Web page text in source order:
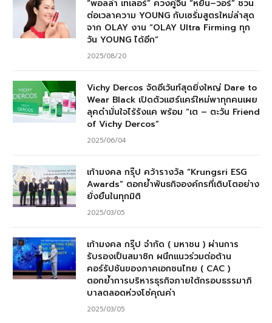
“พอลล่า เทเลอร์” ควงคู่จิ้น “หยิ่น–วอร์” ชวน
ต่อเวลาความ YOUNG กับเซรั่มสูตรใหม่ล่าสุด
จาก OLAY งาน “OLAY Ultra Firming ทุก
วัน YOUNG ได้อีก”
2025/08/20
Vichy Dercos จัดอีเว้นท์สุดยิ่งใหญ่ Dare to
Wear Black เปิดตัวแฮร์แคร์ใหม่พาทุกคนเผย
ลุคดำมั่นใจไร้รังแค พร้อม “เต – ตะวัน Friend
of Vichy Dercos”
2025/06/04
เก้ามงคล กรุ๊ป คว้ารางวัล “Krungsri ESG
Awards” ตอกย้ำพันธกิจองค์กรที่เติบโตอย่าง
ยั่งยืนในทุกมิติ
2025/03/05
เก้ามงคล กรุ๊ป จำกัด ( มหาชน ) ผ่านการ
รับรองเป็นสมาชิก ผนึกแนวร่วมต่อต้าน
คอร์รัปชันของภาคเอกชนไทย ( CAC )
ตอกย้ำการบริหารธุรกิจภายใต้กรอบธรรมาภิ
บาลตลอดห่วงโซ่คุณค่า
2025/03/05